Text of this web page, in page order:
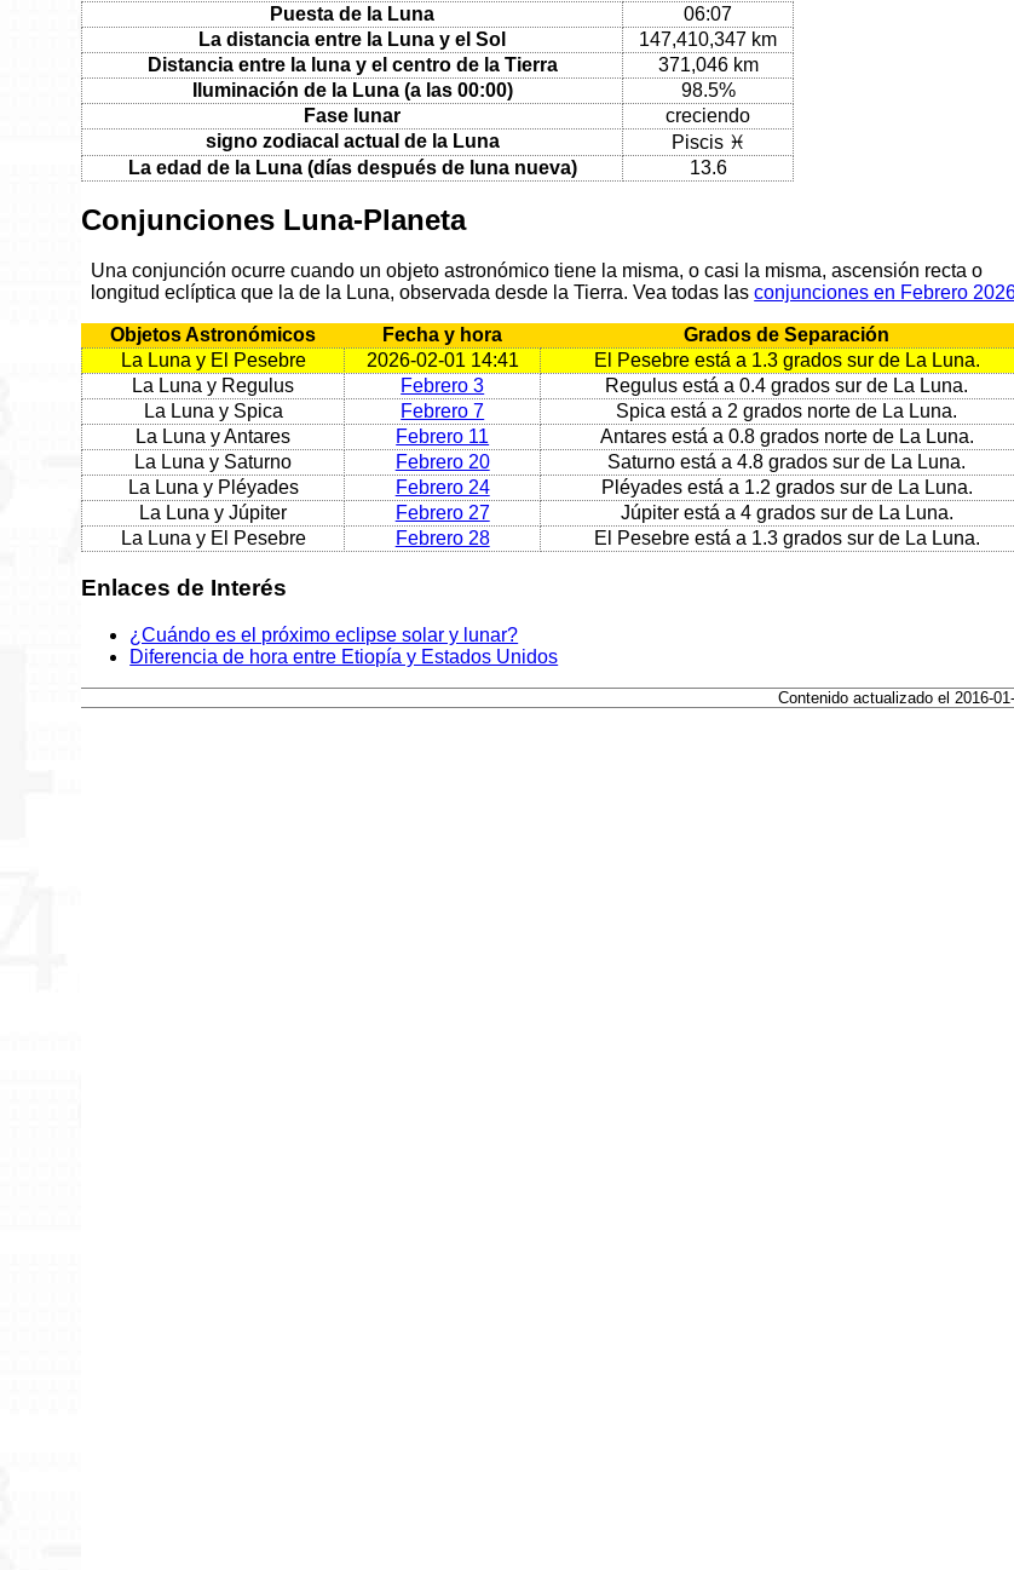
Puesta de la Luna
06:07
La distancia entre la Luna y el Sol
147,410,347 km
Distancia entre la luna y el centro de la Tierra
371,046 km
Iluminación de la Luna (a las 00:00)
98.5%
Fase lunar
creciendo
signo zodiacal actual de la Luna
Piscis ♓
La edad de la Luna (días después de luna nueva)
13.6
Conjunciones Luna-Planeta
Una conjunción ocurre cuando un objeto astronómico tiene la misma, o casi la misma, ascensión recta o
longitud eclíptica que la de la Luna, observada desde la Tierra. Vea todas lasconjunciones en Febrero
Objetos Astronómicos Fecha y hora
Grados de Separación
La Luna y El Pesebre
2026-02-01 14:41
El Pesebre está a 1.3 grados sur de La Luna.
La Luna y Regulus
Febrero 3
Regulus está a 0.4 grados sur de La Luna.
La Luna y Spica
Febrero 7
Spica está a 2 grados norte de La Luna.
La Luna y Antares
Febrero 11
Antares está a 0.8 grados norte de La Luna.
La Luna y Saturno
Febrero 20
Saturno está a 4.8 grados sur de La Luna.
La Luna y Pléyades
Febrero 24
Pléyades está a 1.2 grados sur de La Luna.
La Luna y Júpiter
Febrero 27
Júpiter está a 4 grados sur de La Luna.
La Luna y El Pesebre
Febrero 28 El Pesebre está a 1.3 grados sur de La Luna.
Enlaces de Interés
¿Cuándo es el próximo eclipse solar y lunar?
Diferencia de hora entre Etiopía y Estados Unidos
Contenido actualizado el 2016-